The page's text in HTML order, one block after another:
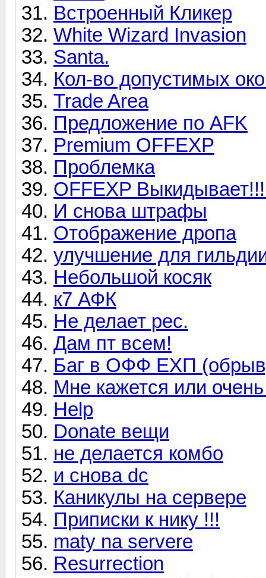
Встроенный Кликер
White Wizard Invasion
Santa.
Кол-во допустимых
Trade Area
Предложение по AFK
Premium OFFEXP
Проблемка
OFFEXP
И снова штрафы
Отображение дропа
улучшение для
Небольшой косяк
к7 АФК
Не делает рес.
Дам пт всем!
Баг в ОФФ ЕХП
Мне кажется или
Help
Donate вещи
не делается комбо
и снова dc
Каникулы на сервере
Приписки к нику !!!
maty na servere
Resurrection